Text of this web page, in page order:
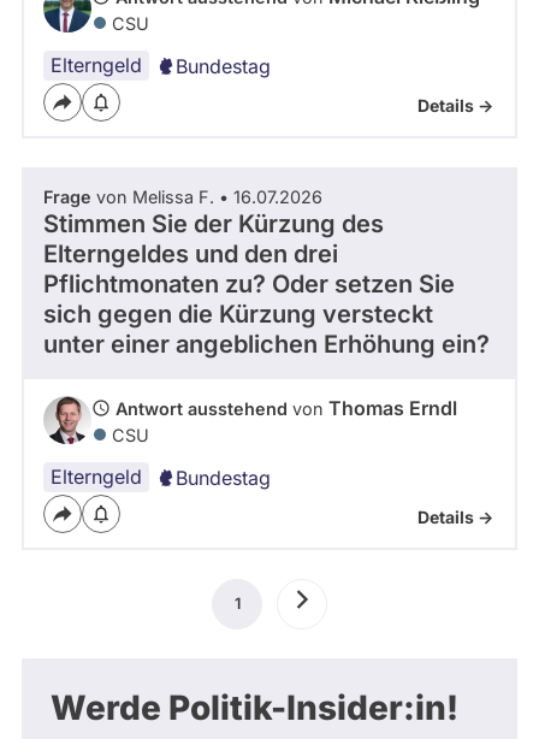
CSU
Elterngeld Bundestag
Details ->
Frage von Melissa F. • 16.07.2026
Stimmen Sie der Kürzung des
Elterngeldes und den drei
Pflichtmonaten zu? Oder setzen Sie
sich gegen die Kürzung versteckt
unter einer angeblichen Erhöhung ein?
Antwort ausstehend von Thomas Erndl
CSU
Elterngeld Bundestag
Details ->
SeitennummerierungAktuelle
1 Nächste
Werde Politik-Insider:in!